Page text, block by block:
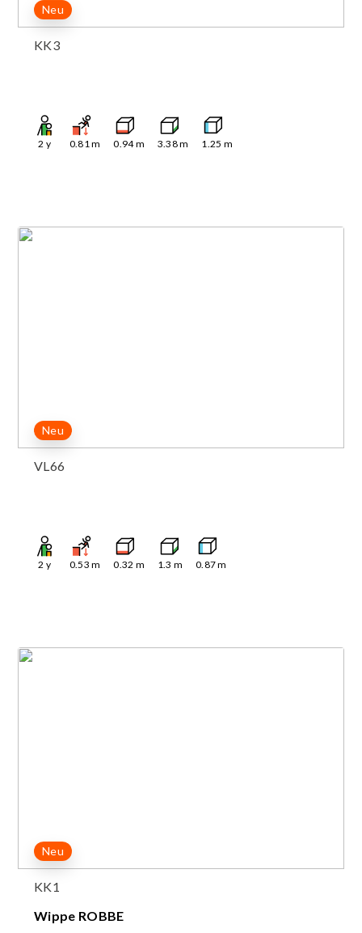
Neu
KK3
2 y 0.81m 0.94m 3.38m 1.25 m
Neu
VL66
2 y 0.53 m 0.32 m 1.3 m 0.87m
Neu
KK1
Wippe ROBBE